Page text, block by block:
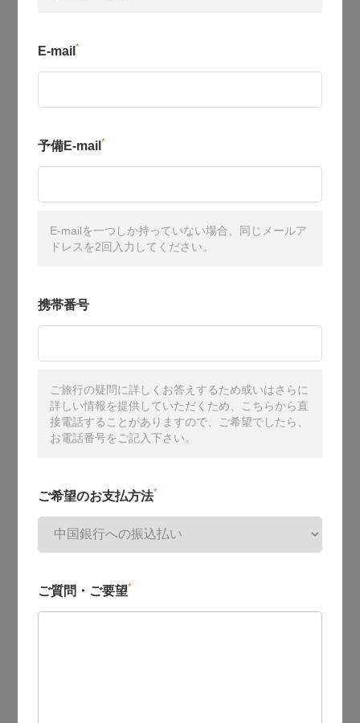
E-mail *
予備E-mail *
E-mailを一つしか持っていない場合、同じメールア
ドレスを2回入力してください。
携帯番号
ご旅行の疑問に詳しくお答えするため或いはさらに
詳しい情報を提供していただくため、こちらから直
接電話することがありますので、ご希望でしたら、
お電話番号をご記入下さい。
ご希望のお支払方法*
ご質問・ご要望*